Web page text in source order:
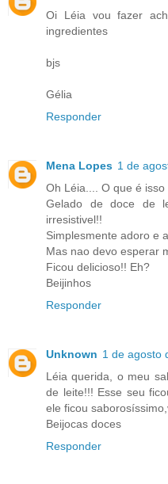
Oi Léia vou fazer
ingredientes
bjs
Gélia
Responder
Mena Lopes 1 de
Oh Léia.... O que é
Gelado de doce de
irresistivel!!
Simplesmente adoro e
Mas nao devo esperar
Ficou delicioso!! Eh?
Beijinhos
Responder
Unknown 1 de agosto
Léia querida, o meu
de leite!!! Esse seu
ele ficou
Beijocas doces
Responder